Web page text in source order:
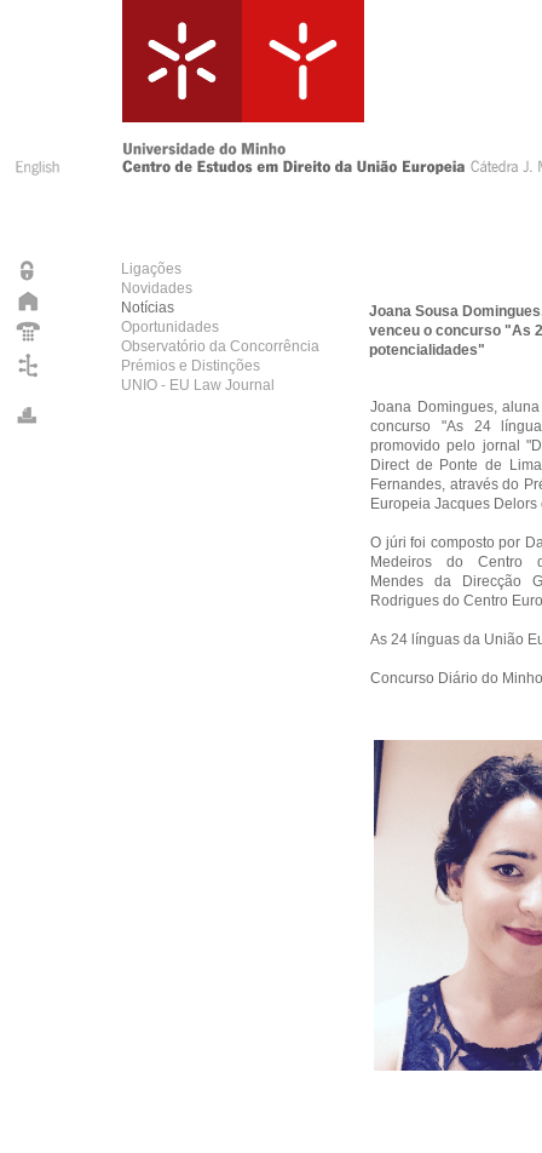
Ligações
Novidades
Notícias
Oportunidades
Observatório da Concorrência
Prémios e Distinções
UNIO - EU Law Journal
Joana Sousa
venceu o concurso "As
potencialidades"
Joana Domingues,
concurso "As 24
promovido pelo jornal
Direct de Ponte de
Fernandes, através do
Europeia Jacques
O júri foi composto por
Medeiros do Centro
Mendes da Direcção
Rodrigues do Centro
As 24 línguas da União
Concurso Diário do